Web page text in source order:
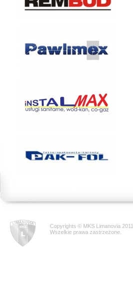
Copyrights © MKS Limanovia 2011
Wszelkie prawa zastrzeżone.